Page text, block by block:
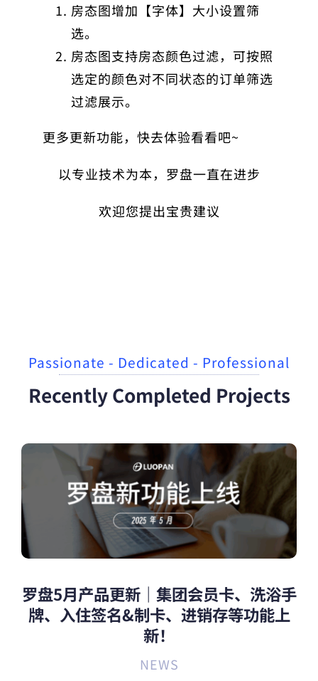
房态图增加【字体】大小设置筛
选。
房态图支持房态颜色过滤，可按照
选定的颜色对不同状态的订单筛选
过滤展示。
更多更新功能，快去体验看看吧~
以专业技术为本，罗盘一直在进步
欢迎您提出宝贵建议
Passionate - Dedicated - Professional
Recently Completed Projects
罗盘5月产品更新｜集团会员卡、洗浴手
牌、入住签名&制卡、进销存等功能上
新！
NEWS